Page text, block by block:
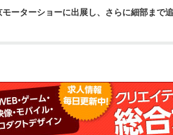
ーターショーに出展し、さらに細部まで